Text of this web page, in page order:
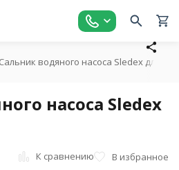
Сальник водяного насоса Sledex для
насоса Sledex
К сравнению В избранное